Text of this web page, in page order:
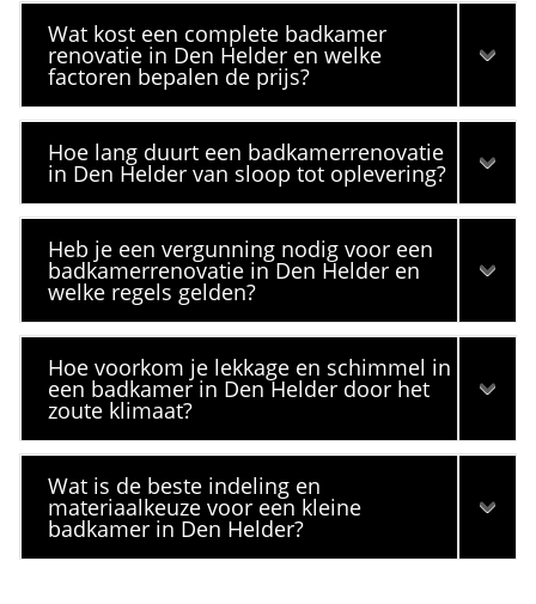
Wat kost een complete badkamer
renovatie in Den Helder en welke
factoren bepalen de prijs?
Hoe lang duurt een badkamerrenovatie
in Den Helder van sloop tot oplevering?
Heb je een vergunning nodig voor een
badkamerrenovatie in Den Helder en
welke regels gelden?
Hoe voorkom je lekkage en schimmel in
een badkamer in Den Helder door het
zoute klimaat?
Wat is de beste indeling en
materiaalkeuze voor een kleine
badkamer in Den Helder?